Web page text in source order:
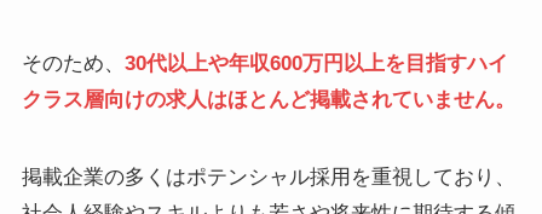
そのため、 30代以上や年収600万円以上を目指すハイ
クラス層向けの求人はほとんど掲載されていません。
掲載企業の多くはポテンシャル採用を重視しており、